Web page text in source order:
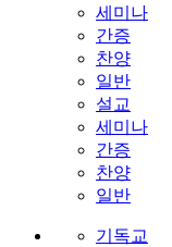
세미나
간증
찬양
일반
설교
세미나
간증
찬양
일반
기독교